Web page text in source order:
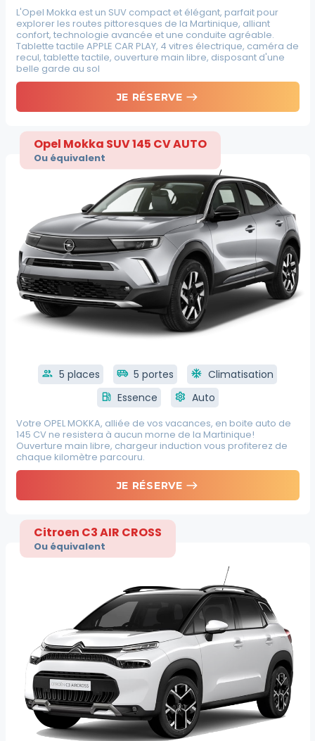
L'Opel Mokka est un SUV compact et élégant, parfait pour
explorer les routes pittoresques de la Martinique, alliant
confort, technologie avancée et une conduite agréable.
Tablette tactile APPLE CAR PLAY, 4 vitres électrique, caméra de
recul, tablette tactile, ouverture main libre, disposant d'une
belle garde au sol
JE RÉSERVE east
Opel Mokka SUV 145 CV AUTO
Ou équivalent
group 5 places airport_shuttle 5 portes ac_unit Climatisation
local_gas_station Essence settings Auto
Votre OPEL MOKKA, alliée de vos vacances, en boite auto de
145 CV ne resistera à aucun morne de la Martinique!
Ouverture main libre, chargeur induction vous profiterez de
chaque kilomètre parcouru.
JE RÉSERVE east
Citroen C3 AIR CROSS
Ou équivalent